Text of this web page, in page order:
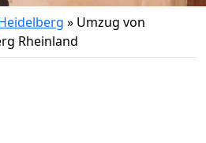
» Umzug von
Rheinland